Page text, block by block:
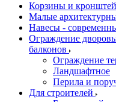
Корзины и
Малые
Навесы -
Ограждение
балконов
Ограждение
Ландшафтное
Перила и
Для строителей